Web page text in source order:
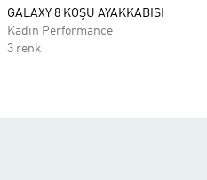
GALAXY 8 KOŞU AYAKKABISI
Kadın Performance
3 renk